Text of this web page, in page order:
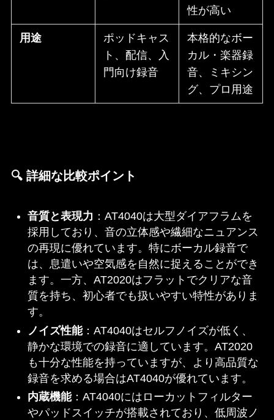
性が高い
用途
ポッドキャス
ト、配信、入
門向け録音
本格的なボー
カル・楽器録
音、ミキシン
グ、プロ用途
🔍 詳細な比較ポイント
音質と表現力 ：​AT4040は大型ダイアフラムを
採用しており、音の立体感や繊細なニュアンス
の再現に優れています。特にボーカル録音で
は、息遣いや空気感を自然に捉えることができ
ます。一方、AT2020はフラットでクリアな音
質を持ち、初心者でも扱いやすい特性がありま
す。​
ノイズ性能：​AT4040はセルフノイズが低く、
静かな環境での録音に適しています。AT2020
も十分な性能を持っていますが、より高品質な
録音を求める場合はAT4040が優れています。​
内蔵機能：​AT4040にはローカットフィルター
やパッドスイッチが搭載されており、低周波ノ